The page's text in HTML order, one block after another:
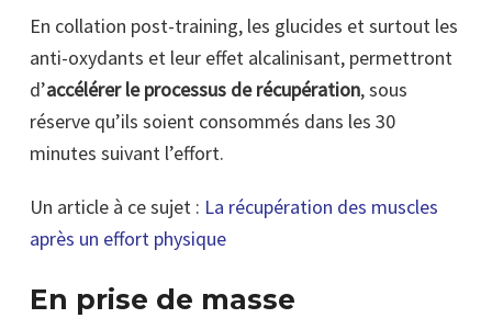
En collation post-training, les glucides et surtout les
anti-oxydants et leur effet alcalinisant, permettront
d’accélérer le processus de récupération, sous
réserve qu’ils soient consommés dans les 30
minutes suivant l’effort.
Un article à ce sujet : La récupération des muscles
après un effort physique
En prise de masse